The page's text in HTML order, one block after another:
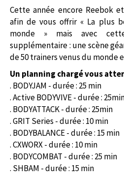
Cette année encore Reebok
afin de vous offrir « La plus
monde » mais avec
supplémentaire : une scène
de 50 trainers venus du monde
Un planning chargé vous
. BODYJAM - durée : 25 min
. Active BODYVIVE - durée :
. BODYATTACK - durée : 25min
. GRIT Series - durée : 10 min
. BODYBALANCE - durée : 15 min
. CXWORX - durée : 10 min
. BODYCOMBAT - durée : 25 min
. SHBAM - durée : 15 min